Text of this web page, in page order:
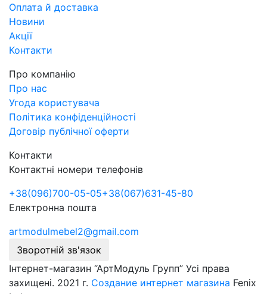
Оплата й доставка
Новини
Акції
Контакти
Про компанію
Про нас
Угода користувача
Політика конфіденційності
Договір публічної оферти
Контакти
Контактні номери телефонів
+38(096)700-05-05+38(067)631-45-80
Електронна пошта
artmodulmebel2@gmail.com
Зворотній зв'язок
Інтернет-магазин “АртМодуль Групп” Усі права
захищені. 2021 г. Создание интернет магазина Fenix